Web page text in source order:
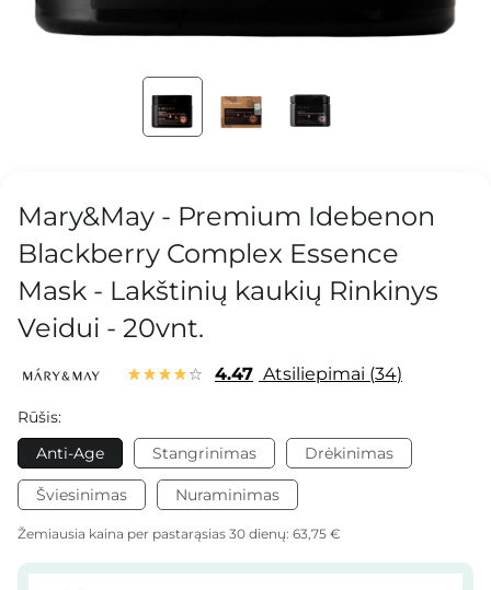
Mary&May - Premium Idebenon
Blackberry Complex Essence
Mask - Lakštinių kaukių Rinkinys
Veidui - 20vnt.
4.47 Atsiliepimai 34
Rūšis:
Anti-Age
Stangrinimas Drėkinimas
Šviesinimas Nuraminimas
Žemiausia kaina per pastarąsias 30 dienų: 63,75 €